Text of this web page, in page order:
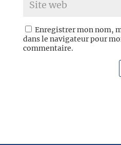
Enregistrer mon nom,
dans le navigateur pour
commentaire.